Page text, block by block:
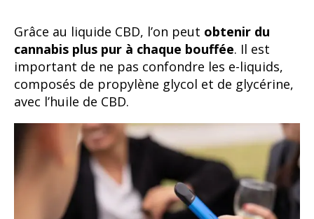
Grâce au liquide CBD, l’on peut obtenir du
cannabis plus pur à chaque bouffée. Il est
important de ne pas confondre les e-liquids,
composés de propylène glycol et de glycérine,
avec l’huile de CBD.